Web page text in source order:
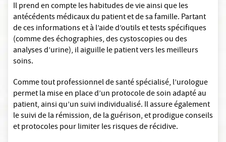
Il prend en compte les habitudes de vie ainsi que les
antécédents médicaux du patient et de sa famille. Partant
de ces informations et à l’aide d’outils et tests spécifiques
(comme des échographies, des cystoscopies ou des
analyses d’urine), il aiguille le patient vers les meilleurs
soins.
Comme tout professionnel de santé spécialisé, l’urologue
permet la mise en place d’un protocole de soin adapté au
patient, ainsi qu’un suivi individualisé. Il assure également
le suivi de la rémission, de la guérison, et prodigue conseils
et protocoles pour limiter les risques de récidive.